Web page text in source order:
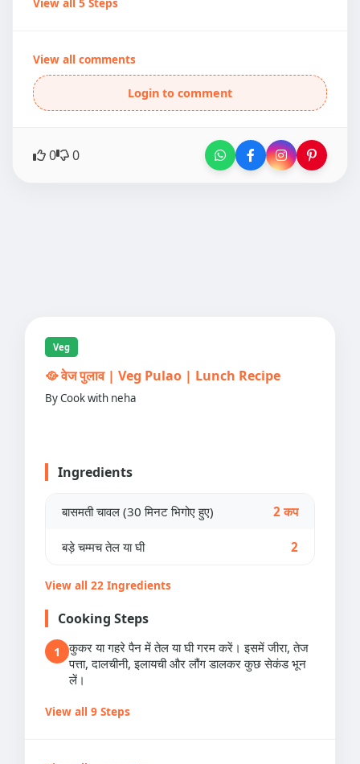
View all comments
Login to comment
0 0
Veg
🥘 वेज पुलाव | Veg Pulao | Lunch Recipe
By Cook with neha
Ingredients
बासमती चावल (30 मिनट भिगोए हुए) 2 कप
बड़े चम्मच तेल या घी 2
View all 22 Ingredients
Cooking Steps
1
कुकर या गहरे पैन में तेल या घी गरम करें। इसमें जीरा, तेज
पत्ता, दालचीनी, इलायची और लौंग डालकर कुछ सेकंड भून
लें।
View all 9 Steps